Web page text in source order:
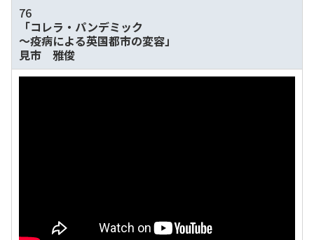
76
「コレラ・パンデミック
～疫病による英国都市の変容」
見市 雅俊